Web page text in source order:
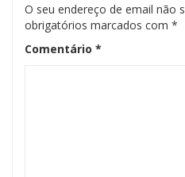
O seu endereço de email não
obrigatórios marcados com *
Comentário *